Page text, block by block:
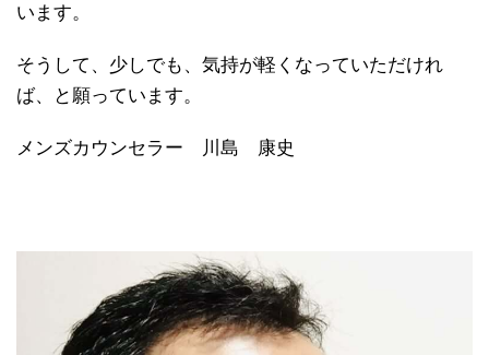
います。
そうして、少しでも、気持が軽くなっていただけれ
ば、と願っています。
メンズカウンセラー 川島 康史